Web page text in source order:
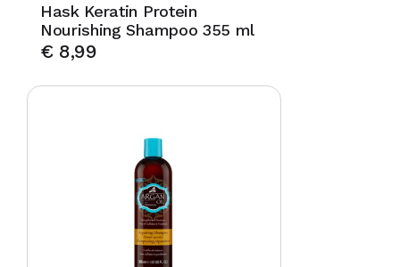
Hask Keratin Protein
Nourishing Shampoo 355 ml
€8,99